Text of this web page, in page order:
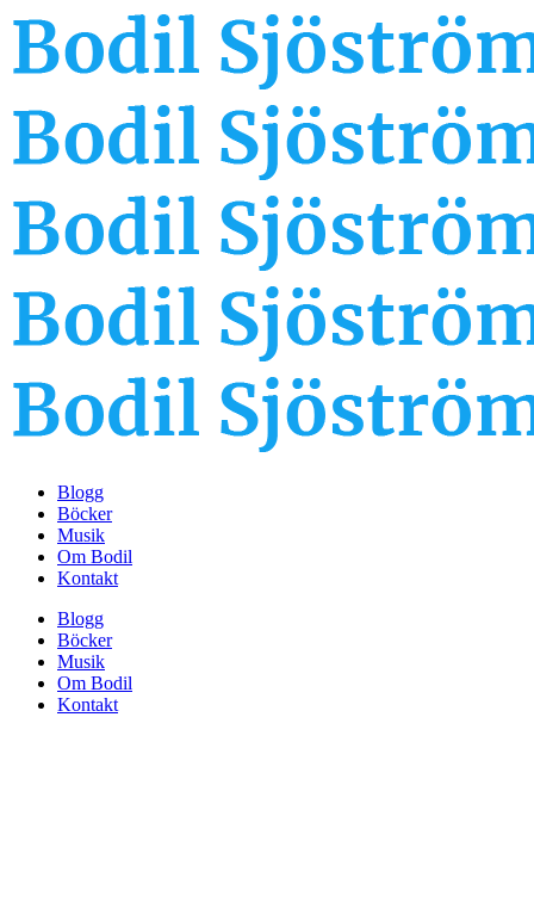
Blogg
Böcker
Musik
Om Bodil
Kontakt
Blogg
Böcker
Musik
Om Bodil
Kontakt